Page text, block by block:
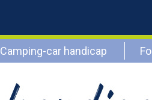
Camping-car handicap